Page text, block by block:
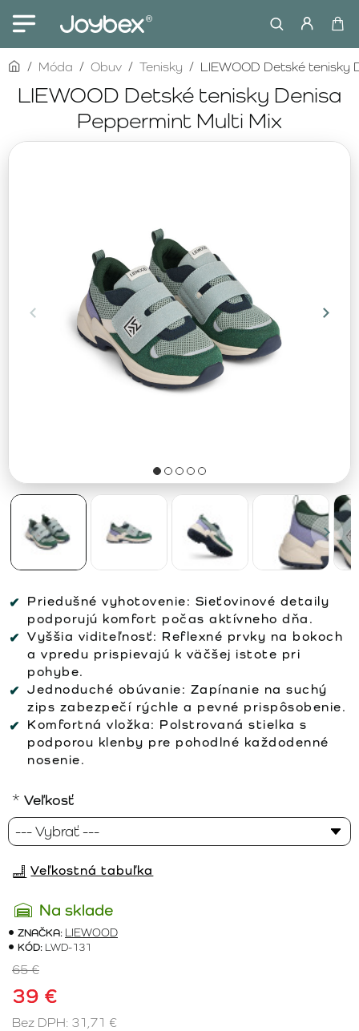
LIEWOOD Detské tenisky Denisa
Peppermint Multi Mix
homeMóda Obuv Tenisky LIEWOOD Detské tenisky
Priedušné vyhotovenie: Sieťovinové detaily
podporujú komfort počas aktívneho dňa.
Vyššia viditeľnosť: Reflexné prvky na bokoch
a vpredu prispievajú k väčšej istote pri
pohybe.
Jednoduché obúvanie: Zapínanie na suchý
zips zabezpečí rýchle a pevné prispôsobenie.
Komfortná vložka: Polstrovaná stielka s
podporou klenby pre pohodlné každodenné
nosenie.
Na sklade
ZNAČKA: LIEWOOD
KÓD: LWD-131
39 €
65 €
Bez DPH: 31,71 €
Veľkosť
Veľkostná tabuľka